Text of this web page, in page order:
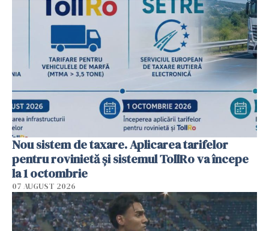
Nou sistem de taxare. Aplicarea tarifelor
pentru rovinietă şi sistemul TollRo va începe
la 1 octombrie
07 AUGUST 2026